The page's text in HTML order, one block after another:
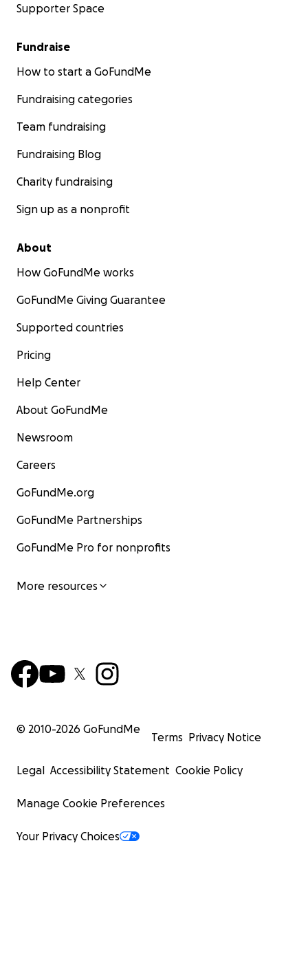
Supporter Space
Fundraise
How to start a GoFundMe
Fundraising categories
Team fundraising
Fundraising Blog
Charity fundraising
Sign up as a nonprofit
About
How GoFundMe works
GoFundMe Giving Guarantee
Supported countries
Pricing
Help Center
About GoFundMe
Newsroom
Careers
GoFundMe.org
GoFundMe Partnerships
GoFundMe Pro for nonprofits
More resources
© 2010-2026 GoFundMe
Terms Privacy Notice
Legal Accessibility Statement Cookie Policy
Manage Cookie Preferences
Your Privacy Choices